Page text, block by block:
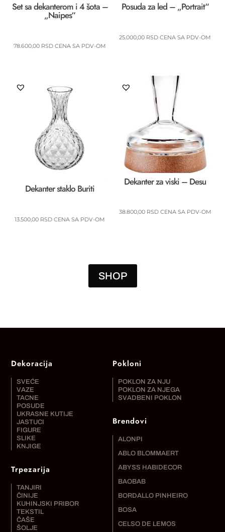
Set sa dekanterom i 4 šota –
„Naipes“
78.600,00 RSD CENA SA PDV-OM
Posuda za led – „Portrait“
25.000,00 RSD CENA SA PDV-OM
Dekanter staklo Buriti
13.500,00 RSD CENA SA PDV-OM
Dekanter za viski – Desu
38.800,00 RSD CENA SA PDV-OM
SHOP
Dekoracija
SVEĆE
VAZE
TACNE
POSUDE
UKRASNE KUTIJE
JASTUCI
FIGURE
SLIKE
KNJIGE
Trpezarija
TANJIRI
ČINIJE
KUHINJSKI PRIBOR
TEKSTIL
ČAŠE
ŠOLJE
Pokloni
POKLON ZA NJU
POKLON ZA NJEGA
SVADBENI POKLON
Brendovi
ALONPI
ABLO BLOMMAERT
ABYSS HABIDECOR
BAOBAB
BORDALLO PINHEIRO
BOSA
CELSO DE LEMOS